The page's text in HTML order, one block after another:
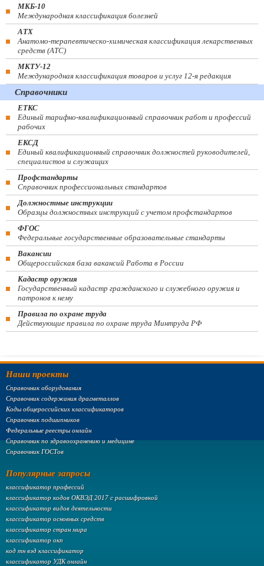
МКБ-10
Международная классификация болезней
АТХ
Анатомо-терапевтическо-химическая классификация лекарственных
средств (ATC)
МКТУ-12
Международная классификация товаров и услуг 12-я редакция
Справочники
ЕТКС
Единый тарифно-квалификационный справочник работ и профессий
рабочих
ЕКСД
Единый квалификационный справочник должностей руководителей,
специалистов и служащих
Профстандарты
Справочник профессиональных стандартов
Должностные инструкции
Образцы должностных инструкций с учетом профстандартов
ФГОС
Федеральные государственные образовательные стандарты
Вакансии
Общероссийская база вакансий Работа в России
Кадастр оружия
Государственный кадастр гражданского и служебного оружия и
патронов к нему
Правила по охране труда
Действующие правила по охране труда Минтруда РФ
Наши проекты
Справочник оборудования
Справочник содержания драгметаллов
Коды общероссийских классификаторов
Справочник подшипников
Федеральные реестры онлайн
Справочник по здравоохранению и медицине
Справочник ГОСТов
Популярные запросы
классификатор профессий
классификатор кодов ОКВЭД 2017 с расшифровкой
классификатор видов деятельности
классификатор основных средств
классификатор стран мира
классификатор окп
код тн вэд классификатор
классификатор УДК онлайн